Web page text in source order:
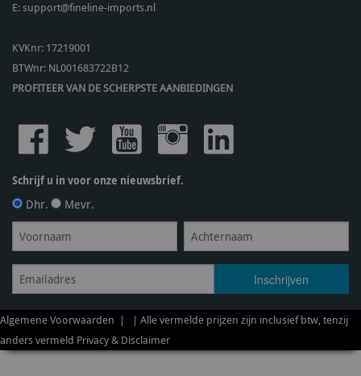
E:support@fineline-imports.nl
KVKnr: 17219001
BTWnr: NL001683722B12
PROFITEER VAN DE SCHERPSTE AANBIEDINGEN
Schrijf u in voor onze nieuwsbrief.
Dhr. Mevr.
Algemene Voorwaarden | | Alle vermelde prijzen zijn inclusief btw, tenzij
anders vermeld Privacy & Disclaimer